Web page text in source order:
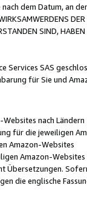
dem Datum, an
SIND,
Services SAS
für Sie und
nach Ländern
für die jeweiligen
Amazon-Websites
Amazon-Websites
Übersetzungen.
die englische